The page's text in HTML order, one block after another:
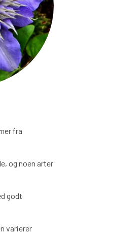
fra
og noen arter
godt
varierer